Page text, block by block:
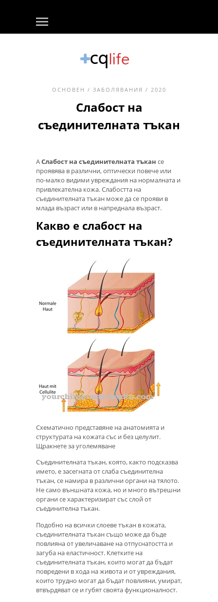
ОСНОВЕН / ЗАБОЛЯВАНИЯ / 2020
Слабост на
съединителната тъкан
АСлабост на съединителната тъкан се
проявява в различни, оптически повече или
по-малко видими увреждания на нормалната и
привлекателна кожа. Слабостта на
съединителната тъкан може да се прояви в
млада възраст или в напреднала възраст.
Какво е слабост на
съединителната тъкан?
Схематично представяне на анатомията и
структурата на кожата със и без целулит.
Щракнете за уголемяване
Съединителната тъкан, която, както подсказва
името, е засегната от слаба съединителна
тъкан, се намира в различни органи на тялото.
Не само външната кожа, но и много вътрешни
органи се характеризират със слой от
съединителна тъкан.
Подобно на всички слоеве тъкан в кожата,
съединителната тъкан също може да бъде
повлияна от увеличаване на отпуснатостта и
загуба на еластичност. Клетките на
съединителната тъкан, които могат да бъдат
повредени в хода на живота и от увреждания,
които трудно могат да бъдат повлияни, умират,
втвърдяват се и губят своята функционалност.